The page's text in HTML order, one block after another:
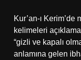
Kur’an-ı
kelimeleri
“gizli ve kapalı
anlamına gelen